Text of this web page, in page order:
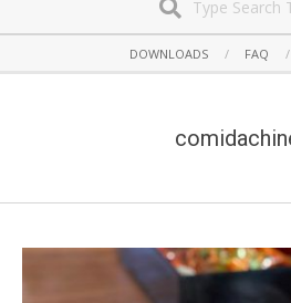
Navigation
DOWNLOADS FAQ